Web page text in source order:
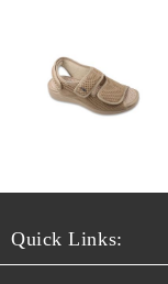
Quick Links: